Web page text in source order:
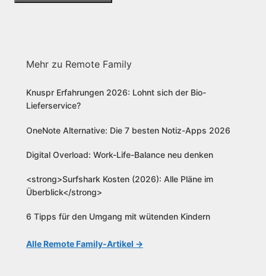
Mehr zu Remote Family
Knuspr Erfahrungen 2026: Lohnt sich der Bio-
Lieferservice?
OneNote Alternative: Die 7 besten Notiz-Apps 2026
Digital Overload: Work-Life-Balance neu denken
<strong>Surfshark Kosten (2026): Alle Pläne im
Überblick</strong>
6 Tipps für den Umgang mit wütenden Kindern
Alle Remote Family-Artikel →